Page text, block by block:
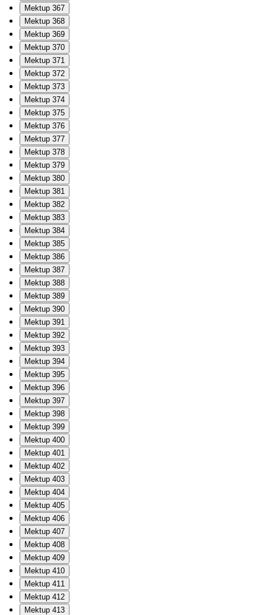
Mektup 367
Mektup 368
Mektup 369
Mektup 370
Mektup 371
Mektup 372
Mektup 373
Mektup 374
Mektup 375
Mektup 376
Mektup 377
Mektup 378
Mektup 379
Mektup 380
Mektup 381
Mektup 382
Mektup 383
Mektup 384
Mektup 385
Mektup 386
Mektup 387
Mektup 388
Mektup 389
Mektup 390
Mektup 391
Mektup 392
Mektup 393
Mektup 394
Mektup 395
Mektup 396
Mektup 397
Mektup 398
Mektup 399
Mektup 400
Mektup 401
Mektup 402
Mektup 403
Mektup 404
Mektup 405
Mektup 406
Mektup 407
Mektup 408
Mektup 409
Mektup 410
Mektup 411
Mektup 412
Mektup 413